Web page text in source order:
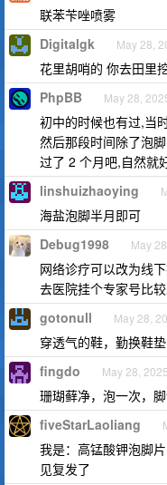
联苯苄唑喷雾
Digitalgk May 28,
花里胡哨的 你去田里
PhpBB May 28,
初中的时候也有过,当
然后那段时间除了泡
过了 2 个月吧,自然就
linshuizhaoying
海盐泡脚半月即可
Debug1998 May
网络诊疗可以改为线下
去医院挂个专家号比较
gotonull May 28,
穿透气的鞋，勤换鞋
fingdo May 28, 2025
珊瑚藓净，泡一次，
fiveStarLaoliang
我是：高锰酸钾泡脚
见复发了